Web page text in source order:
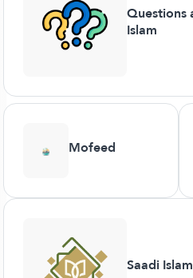
Questions
Islam
Mofeed
Saadi